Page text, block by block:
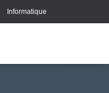
Informatique